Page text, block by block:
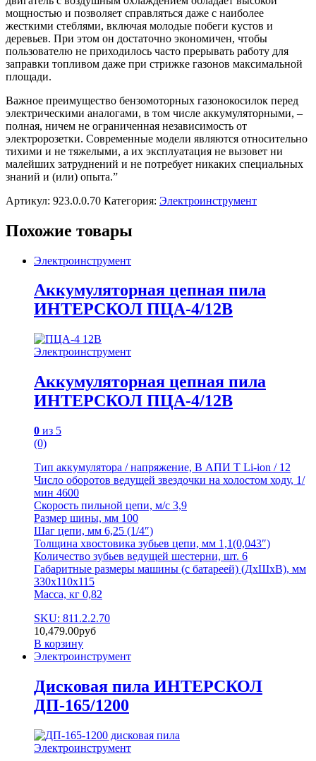
мощностью и позволяет справляться даже с наиболее
жесткими стеблями, включая молодые побеги кустов и
деревьев. При этом он достаточно экономичен, чтобы
пользователю не приходилось часто прерывать работу для
заправки топливом даже при стрижке газонов максимальной
площади.
Важное преимущество бензомоторных газонокосилок перед
электрическими аналогами, в том числе аккумуляторными, –
полная, ничем не ограниченная независимость от
электророзетки. Современные модели являются относительно
тихими и не тяжелыми, а их эксплуатация не вызовет ни
малейших затруднений и не потребует никаких специальных
знаний и (или) опыта.”
Артикул: 923.0.0.70 Категория: Электроинструмент
Похожие товары
Электроинструмент
Аккумуляторная цепная пила
ИНТЕРСКОЛ ПЦА-4/12В
Электроинструмент
Аккумуляторная цепная пила
ИНТЕРСКОЛ ПЦА-4/12В
0 из 5
(0)
Тип аккумулятора / напряжение, В АПИ Т Li-ion / 12
Число оборотов ведущей звездочки на холостом ходу, 1/
мин 4600
Скорость пильной цепи, м/с 3,9
Размер шины, мм 100
Шаг цепи, мм 6,25 (1/4″)
Толщина хвостовика зубьев цепи, мм 1,1(0,043″)
Количество зубьев ведущей шестерни, шт. 6
Габаритные размеры машины (с батареей) (ДхШхВ), мм
330х110х115
Масса, кг 0,82
SKU: 811.2.2.70
10,479.00руб
В корзину
Электроинструмент
Дисковая пила ИНТЕРСКОЛ
ДП-165/1200
Электроинструмент